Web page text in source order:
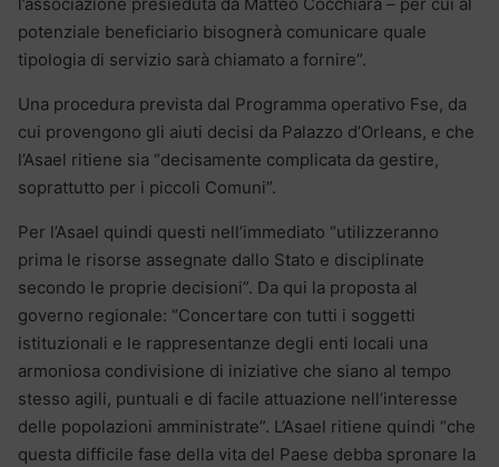
potenziale beneficiario bisognerà comunicare quale
tipologia di servizio sarà chiamato a fornire”.
Una procedura prevista dal Programma operativo Fse, da
cui provengono gli aiuti decisi da Palazzo d’Orleans, e che
l’Asael ritiene sia “decisamente complicata da gestire,
soprattutto per i piccoli Comuni”.
Per l’Asael quindi questi nell’immediato “utilizzeranno
prima le risorse assegnate dallo Stato e disciplinate
secondo le proprie decisioni”. Da qui la proposta al
governo regionale: “Concertare con tutti i soggetti
istituzionali e le rappresentanze degli enti locali una
armoniosa condivisione di iniziative che siano al tempo
stesso agili, puntuali e di facile attuazione nell’interesse
delle popolazioni amministrate”. L’Asael ritiene quindi “che
questa difficile fase della vita del Paese debba spronare la